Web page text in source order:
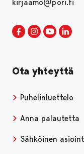
kirjaamo@pori.fi
Porin kaupunki
Avautuu
Porin
Avautuu
Porin
Ota yhteyttä
Puhelinluettelo
Anna palautetta
Sähköinen